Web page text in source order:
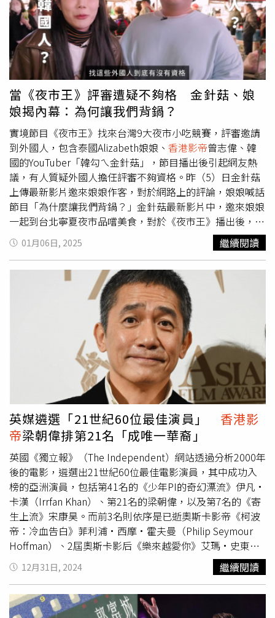
因為負面消息頻傳，逐漸淡出螢光幕，至於林雪，雖然未演
過《古惑仔》，但他也和鄭伊健共演《九龍冰室》，3人均
在香港電影中有不可撼動的地位。照片曝光後，影迷們紛紛
留言，「想起烏鴉和大飛爭長紅」、「為什麼照片會自帶音
樂」、「張耀揚真的帥」、「好懷念當初港片的風采」、
「三位大哥都是經典」、「東興跟洪興和解啦」、「古惑仔
3呀！帥～大飛哥，烏鴉」。CTWANT關心您：飲酒過量，
有礙健康。酒後不開車，安全有保障！
當《夜市王》評審遭疑不夠格 金針菇、娘
娘揭內幕：為何讓我們背鍋？
實境節目《夜市王》找來台灣9大夜市小吃競賽，評審邀請
到外國人，包含泰國Alizabeth娘娘、 香港影帝曾志偉、韓
國的YouTuber「韓勾ㄟ金針菇」，節目播出後引起網友熱
議，有人質疑外國人擔任評審不夠資格。昨（5）日金針菇
上傳最新影片邀來娘娘作客，對於網路上的評論，娘娘喊話
節目「為什麼讓我們背鍋？」金針菇最新影片中，邀來娘娘
一起到台北寧夏夜市品嚐美食，對於《夜市王》播出後，在
網路上受到一些質疑，金針菇表示自己拍美食頻道快7年的
時間，每次影片中品嚐至少超過6道美食，娘娘直呼「妳算
一算，有可能我們吃的美食，都比一堆台灣人還多。」金針
菇在鏡頭前喊話節目，「我們對節目有點意見，他們找我們
這些外國人（當評審）是故意的」，娘娘認為節目的用意是
因為他們對台灣小吃沒有刻板印象，同時也反問製作單位
「為什麼讓我們背鍋？」每次錄節目時，金針菇坦言都很怕
跟小吃老闆對到眼；娘娘則笑稱，有時他給某家店最後一
名，結果結束後老闆還跑來說很喜歡他，反而讓他感到羞
愧。金針菇與娘娘強調，評審評比過程力求公正，不過他們
也認為除了參賽的店家外，夜市中仍有其他很多很好吃的
店。談到錄影期間最深刻的體驗，金針菇憶起當時一次吃了
10間雞排，每次都咬超大口，回家後直接拉肚子，讓她對雞
排印象深刻；娘娘則表示是「臭豆腐」，因為他回家後整個
鼻子都是臭豆腐的味道。
01月06日, 2025 繼續閱讀
英媒遴選「21世紀60位最佳演員」 香港影
帝梁朝偉排第21名「成唯一華裔」
英國《獨立報》（The Independent）網站透過分析2000年
後的電影，遴選出21世紀60位最佳電影演員，其中成功入
榜的亞洲演員，包括第41名的《少年PI的奇幻漂流》伊凡·
卡漢（Irrfan Khan）、第21名的梁朝偉，以及第7名的《寄
生上流》宋康昊。而前3名則依序是已逝奧斯卡影帝《柯波
帝：冷血告白》菲利浦·西摩·霍夫曼（Philip Seymour
Hoffman）、2屆奧斯卡影后《樂來越愛你》艾瑪·史東
（Emma Stone），以及《黑金企業》的方法演技派大師丹
尼爾·戴-路易斯（Daniel Day-Lewis）。《獨立報》團隊指
出，該份清單的遴選條件包括：只考慮電影，排除了電視劇
或舞台劇；再來是僅分析2000年以後發行的電影，「如果
12月31日, 2024 繼續閱讀